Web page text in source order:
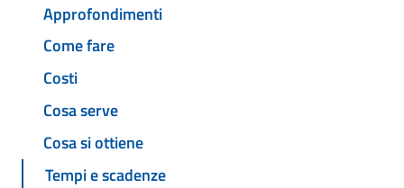
Approfondimenti
Come fare
Costi
Cosa serve
Cosa si ottiene
Tempi e scadenze